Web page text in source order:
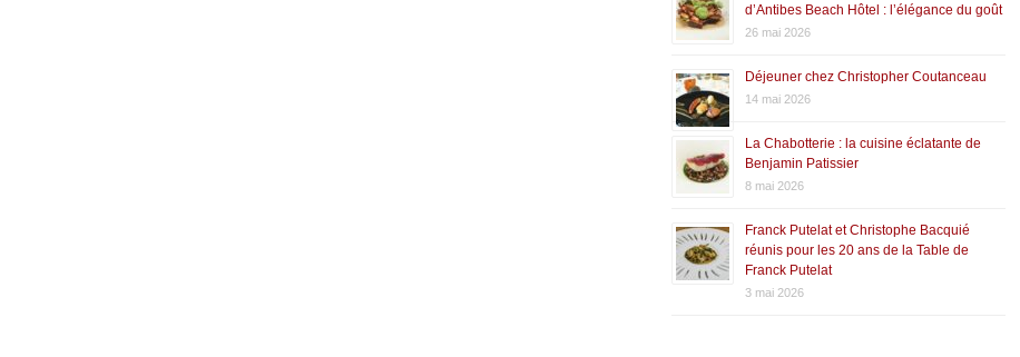
d’Antibes Beach Hôtel : l’élégance du goût
26 mai 2026
Déjeuner chez Christopher Coutanceau
14 mai 2026
La Chabotterie : la cuisine éclatante de
Benjamin Patissier
8 mai 2026
Franck Putelat et Christophe Bacquié
réunis pour les 20 ans de la Table de
Franck Putelat
3 mai 2026